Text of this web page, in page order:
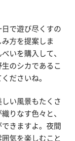
で遊び尽くすの
方を提案しま
いを購入して、
のシカであるこ
ださいね。
い風景もたくさ
りなす色々と、
きますよ。夜間
気を楽しむこと